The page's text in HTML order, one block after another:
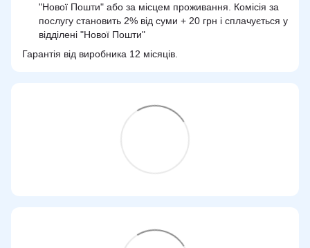
"Нової Пошти" або за місцем проживання. Комісія за
послугу становить 2% від суми + 20 грн і сплачується у
відділені "Нової Пошти"
Гарантія від виробника 12 місяців.